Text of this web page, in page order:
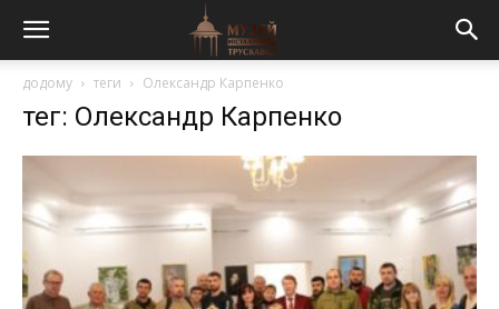
додому теги Олександр Карпенко
тег: Олександр Карпенко